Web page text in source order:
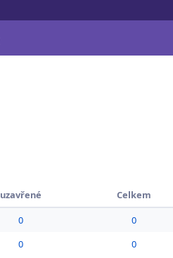
uzavřené
Celkem
0
0
0 0